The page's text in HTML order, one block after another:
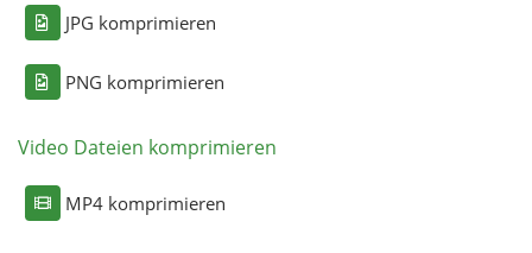
JPG komprimieren
PNG komprimieren
Video Dateien komprimieren
MP4 komprimieren